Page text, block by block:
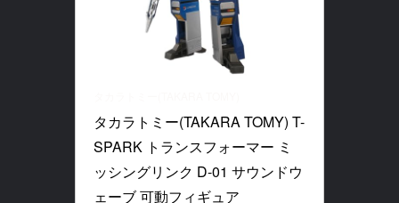
タカラトミー(TAKARA TOMY) T-
SPARK トランスフォーマー ミ
ッシングリンク D-01 サウンドウ
ェーブ 可動フィギュア